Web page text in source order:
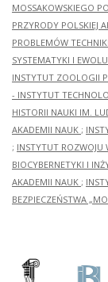
MOSSAKOWSKIEGO
PRZYRODY POLSKIEJ
PROBLEMÓW
SYSTEMATYKI I
INSTYTUT ZOOLOGII
- INSTYTUT
HISTORII NAUKI IM.
AKADEMII NAUK ;
; INSTYTUT ROZWOJU
BIOCYBERNETYKI I
AKADEMII NAUK ;
BEZPIECZEŃSTWA